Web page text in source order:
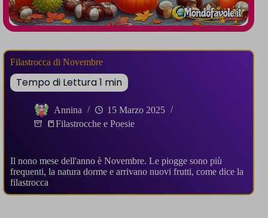
Filastrocca di Novembre
Annina
15 Marzo 2025
📒Filastrocche e Poesie
Il nono mese dell'anno è Novembre. Le piogge sono più
frequenti, la natura dorme e arrivano nuovi frutti, come dice la
filastrocca